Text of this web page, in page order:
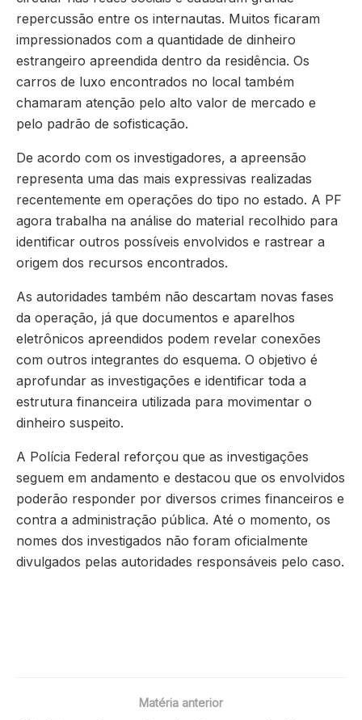
repercussão entre os internautas. Muitos ficaram
impressionados com a quantidade de dinheiro
estrangeiro apreendida dentro da residência. Os
carros de luxo encontrados no local também
chamaram atenção pelo alto valor de mercado e
pelo padrão de sofisticação.
De acordo com os investigadores, a apreensão
representa uma das mais expressivas realizadas
recentemente em operações do tipo no estado. A PF
agora trabalha na análise do material recolhido para
identificar outros possíveis envolvidos e rastrear a
origem dos recursos encontrados.
As autoridades também não descartam novas fases
da operação, já que documentos e aparelhos
eletrônicos apreendidos podem revelar conexões
com outros integrantes do esquema. O objetivo é
aprofundar as investigações e identificar toda a
estrutura financeira utilizada para movimentar o
dinheiro suspeito.
A Polícia Federal reforçou que as investigações
seguem em andamento e destacou que os envolvidos
poderão responder por diversos crimes financeiros e
contra a administração pública. Até o momento, os
nomes dos investigados não foram oficialmente
divulgados pelas autoridades responsáveis pelo caso.
Matéria anterior